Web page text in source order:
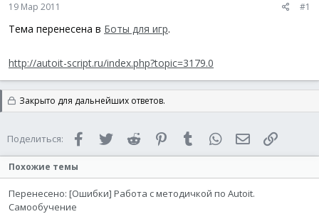
19 Мар 2011 #1
Тема перенесена в Боты для игр.
http://autoit-script.ru/index.php?topic=3179.0
Закрыто для дальнейших ответов.
Поделиться: FacebookTwitter Reddit PinterestTumblr WhatsAppЭлектронная
Похожие темы
Перенесено: [Ошибки] Работа с методичкой по Autoit.
Самообучение